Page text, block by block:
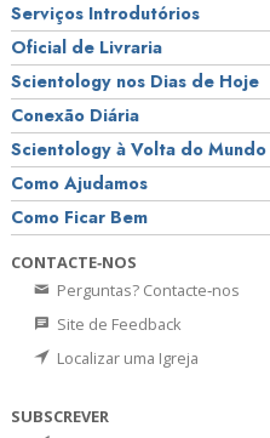
Serviços Introdutórios
Oficial de Livraria
Scientology nos Dias de Hoje
Conexão Diária
Scientology à Volta do Mundo
Como Ajudamos
Como Ficar Bem
CONTACTE‑NOS
Perguntas? Contacte‑nos
Site de Feedback
Localizar uma Igreja
SUBSCREVER